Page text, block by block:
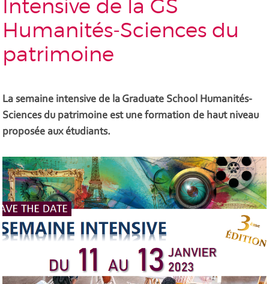
Intensive de la GS
Humanités-Sciences du
patrimoine
La semaine intensive de la Graduate School Humanités-
Sciences du patrimoine est une formation de haut niveau
proposée aux étudiants.